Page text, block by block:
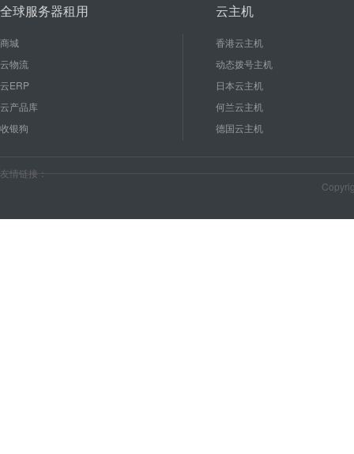
全球服务器租用
商城
云物流
云ERP
云产品库
收银狗
云主机
香港云主机
动态拨号主机
日本云主机
何兰云主机
德国云主机
友情链接：